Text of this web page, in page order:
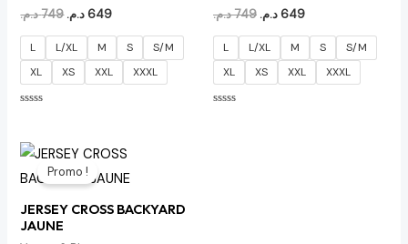
749د.م. 649 د.م.
L L/XL M S
S/M
XL
XS XXL XXXL
5
749د.م. 649 د.م.
L L/XL M S
S/M
XL
XS XXL XXXL
Promo !
JERSEY CROSS BACKYARD
JAUNE
Le
prix
initial
749 د.م..
Le
actuel
649 د.م..